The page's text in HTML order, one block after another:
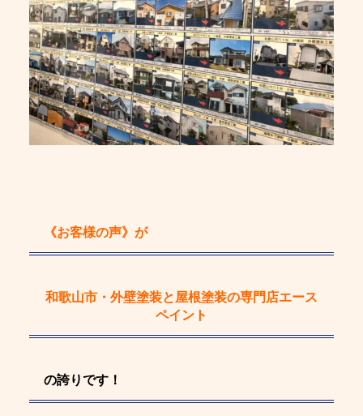
《お客様の声》 が
和歌山市・外壁塗装と屋根塗装の専門店エース
ペイント
の誇りです！